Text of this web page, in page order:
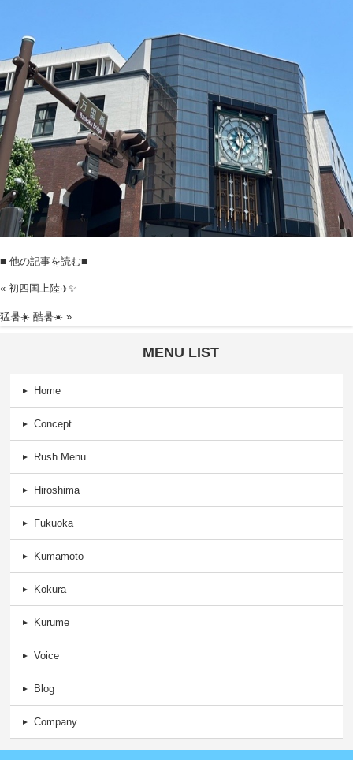
■ 他の記事を読む■
« 初四国上陸✈️✨
猛暑☀️ 酷暑☀️ »
MENU LIST
Home
Concept
Rush Menu
Hiroshima
Fukuoka
Kumamoto
Kokura
Kurume
Voice
Blog
Company